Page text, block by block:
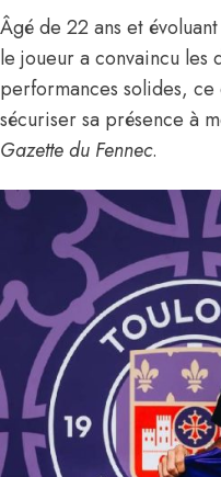
Âgé de 22 ans et
le joueur a convaincu les
performances solides,
sécuriser sa présence à
Gazette du Fennec.